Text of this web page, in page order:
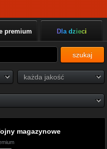
premium Dla dzieci
szukaj
magazynowe